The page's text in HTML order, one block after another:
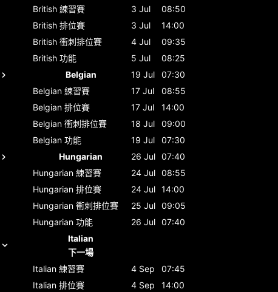
British 練習賽 3 Jul
08:50
British 排位賽 3 Jul
14:00
British 衝刺排位賽 4 Jul
09:35
British 功能 5 Jul
08:25
Belgian
19 Jul
07:30
Belgian 練習賽 17 Jul
08:55
Belgian 排位賽 17 Jul
14:00
Belgian 衝刺排位賽 18 Jul
09:00
Belgian 功能 19 Jul
07:30
Hungarian
26 Jul 07:40
Hungarian 練習賽 24 Jul 08:55
Hungarian 排位賽 24 Jul 14:00
Hungarian 衝刺排位賽 25 Jul 09:05
Hungarian 功能 26 Jul 07:40
Italian
下一場
Italian 練習賽 4 Sep
07:45
Italian 排位賽 4 Sep
14:00